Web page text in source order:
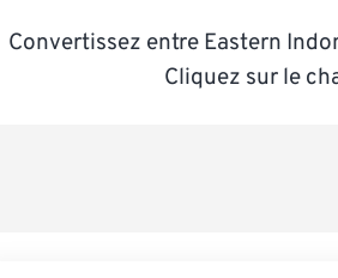
Convertissez entre Eastern
Cliquez sur le